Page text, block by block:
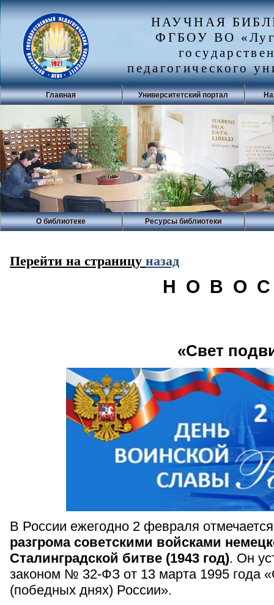
НАУЧНАЯ
ФГБОУ ВО
педагогического
Главная Университетский портал
О библиотеке Ресурсы библиотеки
Перейти на страницу назад
Н О В О
«Свет
В России ежегодно 2 февраля
разгрома советскими войсками
Сталинградской битве (1943 год). Он
законом № 32-ФЗ от 13 марта 1995 года
(победных днях) России».